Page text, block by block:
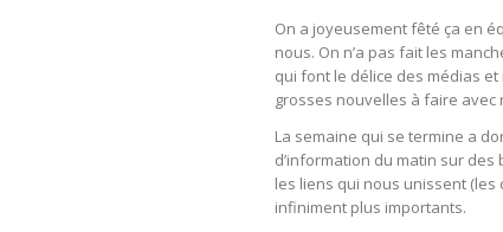
On a joyeusement fêté ça en
nous. On n’a pas fait les
qui font le délice des médias
grosses nouvelles à faire avec
La semaine qui se termine a
d’information du matin sur
les liens qui nous unissent
infiniment plus importants.